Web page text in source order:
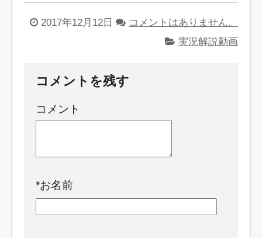
2017年12月12日
コメントはありません。
実況解説動画
コメントを残す
コメント
*お名前